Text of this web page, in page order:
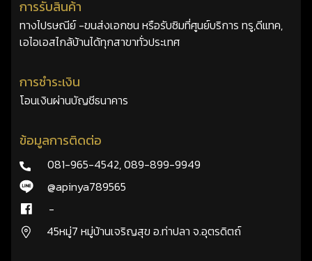
การรับสินค้า
ทางไปรษณีย์ -ขนส่งเอกชน หรือรับซิมที่ศูนย์บริการ ทรู,ดีแทค,
เอไอเอสไกล้บ้านได้ทุกสาขาทั่วประเทศ
การชำระเงิน
โอนเงินผ่านบัญชีธนาคาร
ข้อมูลการติดต่อ
081-965-4542,089-899-9949
@apinya789565
-
45หมู่7 หมู่บ้านเจริญสุข อ.ท่าปลา จ.อุตรดิตถ์